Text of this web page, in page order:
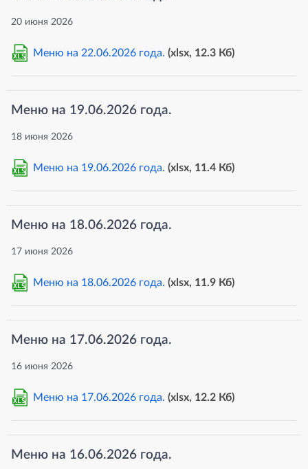
20 июня 2026
XLS Меню на 22.06.2026 года. (xlsx, 12.3 Кб)
Меню на 19.06.2026 года.
18 июня 2026
XLS Меню на 19.06.2026 года. (xlsx, 11.4 Кб)
Меню на 18.06.2026 года.
17 июня 2026
XLS Меню на 18.06.2026 года. (xlsx, 11.9 Кб)
Меню на 17.06.2026 года.
16 июня 2026
XLS Меню на 17.06.2026 года. (xlsx, 12.2 Кб)
Меню на 16.06.2026 года.